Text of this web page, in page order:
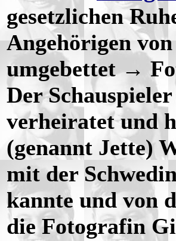
gesetzlichen
Angehörigen
umgebettet →
Der
verheiratet und
(genannt Jette)
mit der
kannte und von
die Fotografin